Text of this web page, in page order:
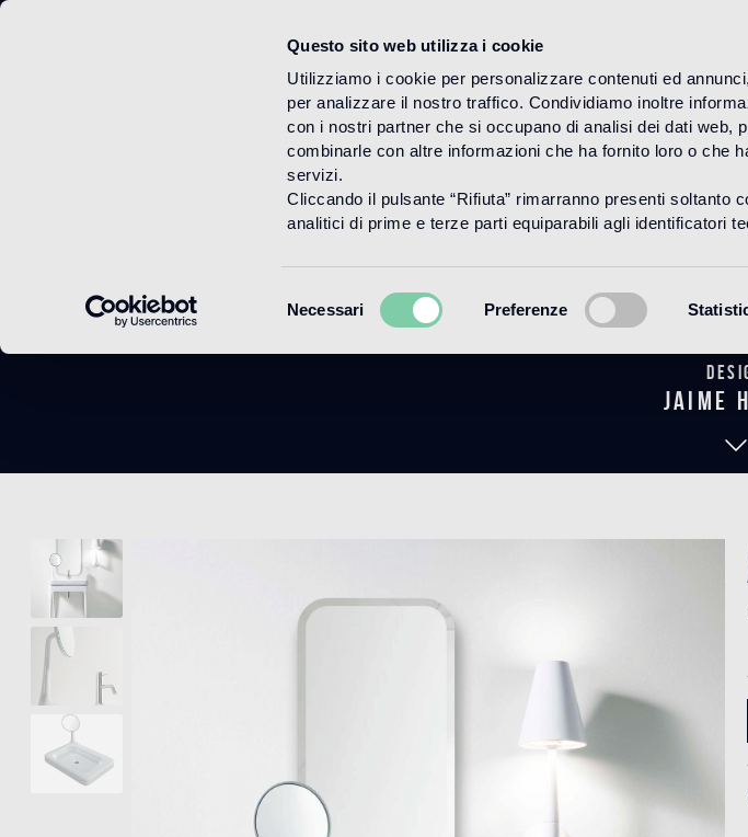
Questo sito web utilizza i cookie
Utilizziamo i cookie per personalizzare contenuti ed
per analizzare il nostro traffico. Condividiamo inoltre
con i nostri partner che si occupano di analisi dei dati web,
combinarle con altre informazioni che ha fornito loro o che
servizi.
Cliccando il pulsante “Rifiuta” rimarranno presenti soltanto
analitici di prime e terze parti equiparabili agli identificatori
del
Necessari Preferenze
HOME PRODUCTOS
jaime